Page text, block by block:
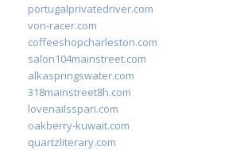
portugalprivatedriver.com
von-racer.com
coffeeshopcharleston.com
salon104mainstreet.com
alkaspringswater.com
318mainstreet8h.com
lovenailsspari.com
oakberry-kuwait.com
quartzliterary.com